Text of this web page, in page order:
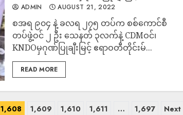
ADMIN AUGUST 21, 2022
စအရ ၉၀၄ နဲ့ ခလရ ၂၇၅ တပ်က စစ်ကောင်စီ
တပ်ဖွဲ့ဝင် ၂ ဦး သေနတ် ၃လက်နဲ့ CDMဝင်၊
KNDOမှဂုဏ်ပြုချီးမြင့် ဧရာဝတီတိုင်းမ်...
READ MORE
1,608 1,609 1,610 1,611 … 1,697 Next